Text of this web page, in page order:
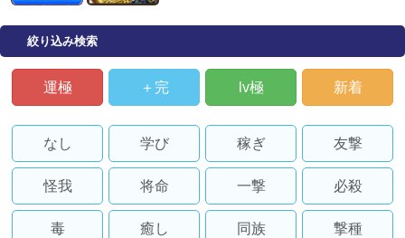
絞り込み検索
運極 ＋完 lv極 新着
なし 学び 稼ぎ 友撃
怪我 将命 一撃 必殺
毒 癒し 同族 撃種